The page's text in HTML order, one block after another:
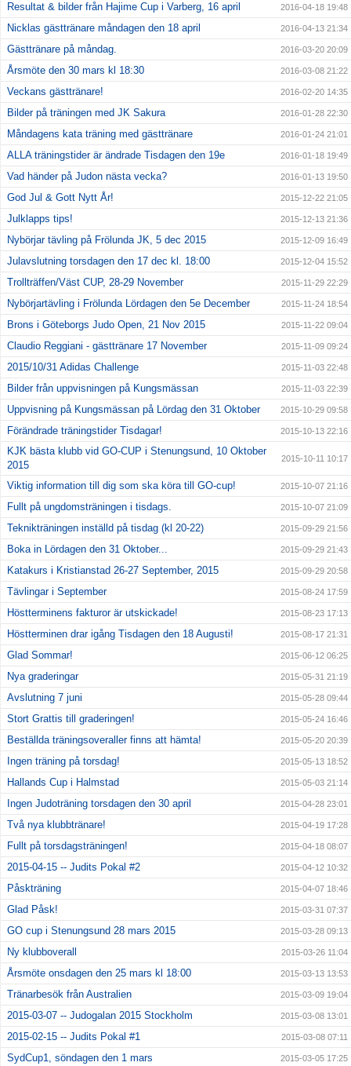
Resultat & bilder från Hajime Cup i Varberg, 16 april 2016-04-18 19:48
Nicklas gästtränare måndagen den 18 april 2016-04-13 21:34
Gästtränare på måndag. 2016-03-20 20:09
Årsmöte den 30 mars kl 18:30 2016-03-08 21:22
Veckans gästtränare! 2016-02-20 14:35
Bilder på träningen med JK Sakura 2016-01-28 22:30
Måndagens kata träning med gästtränare 2016-01-24 21:01
ALLA träningstider är ändrade Tisdagen den 19e 2016-01-18 19:49
Vad händer på Judon nästa vecka? 2016-01-13 19:50
God Jul & Gott Nytt År! 2015-12-22 21:05
Julklapps tips! 2015-12-13 21:36
Nybörjar tävling på Frölunda JK, 5 dec 2015 2015-12-09 16:49
Julavslutning torsdagen den 17 dec kl. 18:00 2015-12-04 15:52
Trollträffen/Väst CUP, 28-29 November 2015-11-29 22:29
Nybörjartävling i Frölunda Lördagen den 5e December 2015-11-24 18:54
Brons i Göteborgs Judo Open, 21 Nov 2015 2015-11-22 09:04
Claudio Reggiani - gästtränare 17 November 2015-11-09 09:24
2015/10/31 Adidas Challenge 2015-11-03 22:48
Bilder från uppvisningen på Kungsmässan 2015-11-03 22:39
Uppvisning på Kungsmässan på Lördag den 31 Oktober 2015-10-29 09:58
Förändrade träningstider Tisdagar! 2015-10-13 22:16
KJK bästa klubb vid GO-CUP i Stenungsund, 10 Oktober
2015
2015-10-11 10:17
Viktig information till dig som ska köra till GO-cup! 2015-10-07 21:16
Fullt på ungdomsträningen i tisdags. 2015-10-07 21:09
Teknikträningen inställd på tisdag (kl 20-22) 2015-09-29 21:56
Boka in Lördagen den 31 Oktober... 2015-09-29 21:43
Katakurs i Kristianstad 26-27 September, 2015 2015-09-29 20:58
Tävlingar i September 2015-08-24 17:59
Höstterminens fakturor är utskickade! 2015-08-23 17:13
Höstterminen drar igång Tisdagen den 18 Augusti! 2015-08-17 21:31
Glad Sommar! 2015-06-12 06:25
Nya graderingar 2015-05-31 21:19
Avslutning 7 juni 2015-05-28 09:44
Stort Grattis till graderingen! 2015-05-24 16:46
Beställda träningsoveraller finns att hämta! 2015-05-20 20:39
Ingen träning på torsdag! 2015-05-13 18:52
Hallands Cup i Halmstad 2015-05-03 21:14
Ingen Judoträning torsdagen den 30 april 2015-04-28 23:01
Två nya klubbtränare! 2015-04-19 17:28
Fullt på torsdagsträningen! 2015-04-18 08:07
2015-04-15 -- Judits Pokal #2 2015-04-12 10:32
Påskträning 2015-04-07 18:46
Glad Påsk! 2015-03-31 07:37
GO cup i Stenungsund 28 mars 2015 2015-03-28 09:13
Ny klubboverall 2015-03-26 11:04
Årsmöte onsdagen den 25 mars kl 18:00 2015-03-13 13:53
Tränarbesök från Australien 2015-03-09 19:04
2015-03-07 -- Judogalan 2015 Stockholm 2015-03-08 13:01
2015-02-15 -- Judits Pokal #1 2015-03-08 07:11
SydCup1, söndagen den 1 mars 2015-03-05 17:25